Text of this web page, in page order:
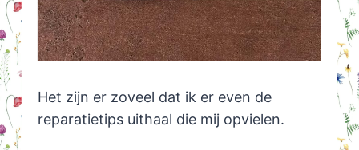
Het zijn er zoveel dat ik er even de
reparatietips uithaal die mij opvielen.